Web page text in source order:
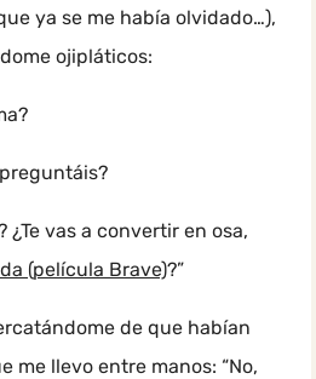
ya se me había olvidado…),
ojipláticos:
¿Te vas a convertir en osa,
(película Brave)?”
de que habían
me llevo entre manos: “No,